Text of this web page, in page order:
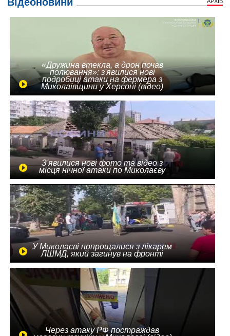
«Дружина втекла, а дрон почав
полювання»: з'явилися нові
подробиці атаки на фермера з
Миколаївщини у Херсоні (відео)
З'явилися нові фото та відео з
місця нічної атаки по Миколаєву
У Миколаєві попрощалися з лікарем
ЛШМД, який загинув на фронті
Через атаку РФ постраждав